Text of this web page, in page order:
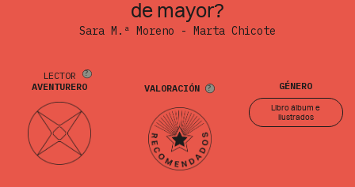
de mayor?
Sara M.ª Moreno - Marta Chicote
LECTOR
AVENTURERO
VALORACIÓN GÉNERO
Libro álbum e
ilustrados